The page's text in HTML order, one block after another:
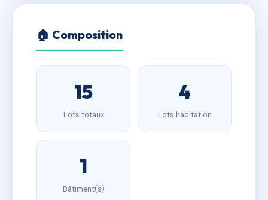
🏠 Composition
15
Lots totaux
4
Lots habitation
1
Bâtiment(s)